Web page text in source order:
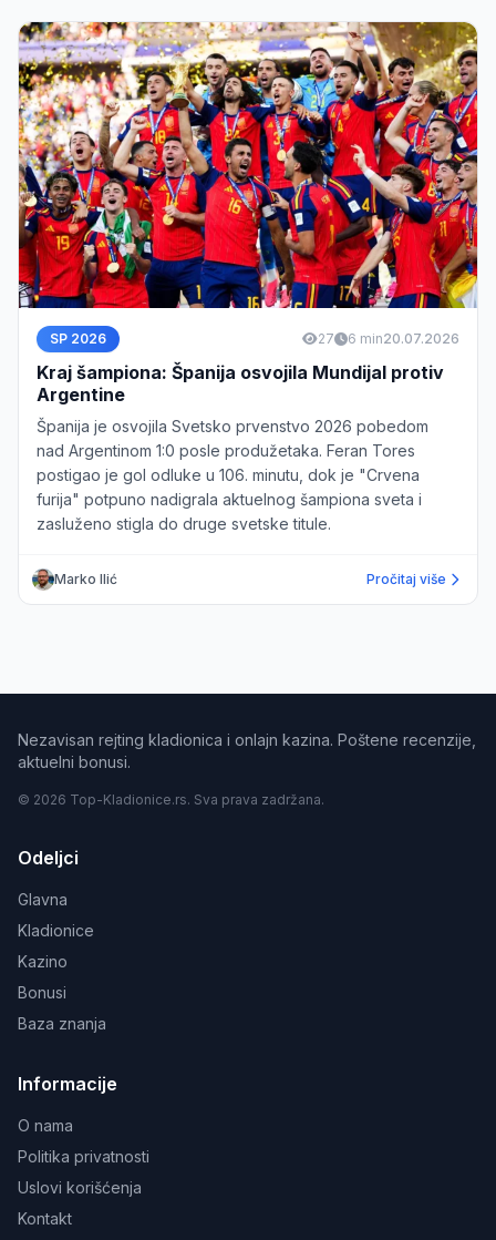
SP 2026 27 6 min20.07.2026
Kraj šampiona: Španija osvojila Mundijal protiv
Argentine
Španija je osvojila Svetsko prvenstvo 2026 pobedom
nad Argentinom 1:0 posle produžetaka. Feran Tores
postigao je gol odluke u 106. minutu, dok je "Crvena
furija" potpuno nadigrala aktuelnog šampiona sveta i
zasluženo stigla do druge svetske titule.
Marko Ilić Pročitaj više
Nezavisan rejting kladionica i onlajn kazina. Poštene recenzije,
aktuelni bonusi.
© 2026 Top-Kladionice.rs. Sva prava zadržana.
Odeljci
Glavna
Kladionice
Kazino
Bonusi
Baza znanja
Informacije
O nama
Politika privatnosti
Uslovi korišćenja
Kontakt